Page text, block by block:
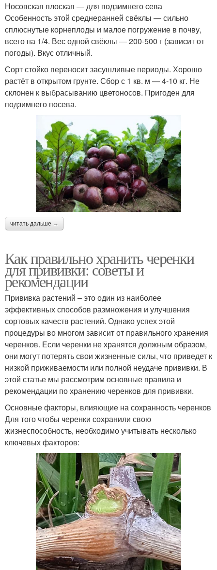
Носовская плоская — для подзимнего сева
Особенность этой среднеранней свёклы — сильно
сплюснутые корнеплоды и малое погружение в почву,
всего на 1/4. Вес одной свёклы — 200-500 г (зависит от
погоды). Вкус отличный.
Сорт стойко переносит засушливые периоды. Хорошо
растёт в открытом грунте. Сбор с 1 кв. м — 4-10 кг. Не
склонен к выбрасыванию цветоносов. Пригоден для
подзимнего посева.
читать дальше →
Как правильно хранить черенки
для прививки: советы и
рекомендации
Прививка растений – это один из наиболее
эффективных способов размножения и улучшения
сортовых качеств растений. Однако успех этой
процедуры во многом зависит от правильного хранения
черенков. Если черенки не хранятся должным образом,
они могут потерять свои жизненные силы, что приведет к
низкой приживаемости или полной неудаче прививки. В
этой статье мы рассмотрим основные правила и
рекомендации по хранению черенков для прививки.
Основные факторы, влияющие на сохранность черенков
Для того чтобы черенки сохранили свою
жизнеспособность, необходимо учитывать несколько
ключевых факторов: